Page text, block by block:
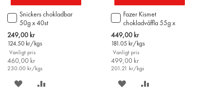
Snickers chokladbar
50g x 40st
Special
Price
249,00 kr
124.50 kr/kgs
Vanligt pris
460,00 kr
230.00 kr/kgs
Lägg
till
varukorgen
SPARA
Fazer Kismet
chokladvåffla 55g x
45st
Special
Price
449,00 kr
181.05 kr/kgs
Vanligt pris
499,00 kr
201.21 kr/kgs
Lägg
till
varukorgen
SPARA